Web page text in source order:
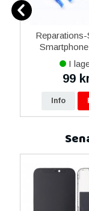
I
99
Info